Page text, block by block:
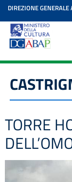
contenuto
DIREZIONE
TORRE